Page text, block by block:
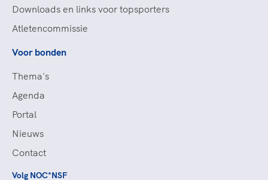
Downloads en links voor topsporters
Atletencommissie
Voor bonden
Thema's
Agenda
Portal
Nieuws
Contact
Volg NOC*NSF